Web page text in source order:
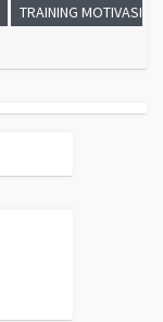
TRAINING MOTIVASI